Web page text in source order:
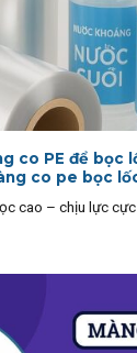
co PE để bọc
co pe bọc
cao – chịu lực cực